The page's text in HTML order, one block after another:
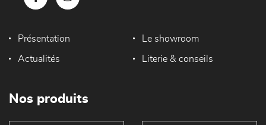
Présentation Le showroom
Actualités Literie & conseils
Nos produits